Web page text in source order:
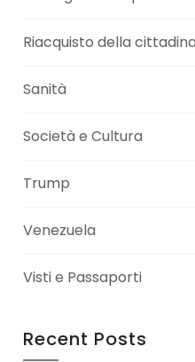
Riacquisto della
Sanità
Società e Cultura
Trump
Venezuela
Visti e Passaporti
Recent Posts